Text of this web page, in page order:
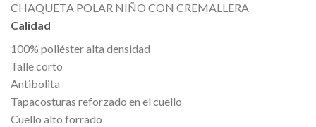
CHAQUETA POLAR NIÑO CON CREMALLERA
Calidad
100% poliéster alta densidad
Talle corto
Antibolita
Tapacosturas reforzado en el cuello
Cuello alto forrado